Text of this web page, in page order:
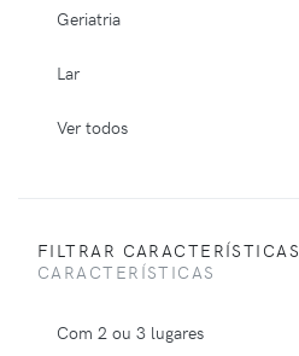
Geriatria
Lar
Ver todos
FILTRAR CARACTERÍSTICAS
CARACTERÍSTICAS
Com 2 ou 3 lugares